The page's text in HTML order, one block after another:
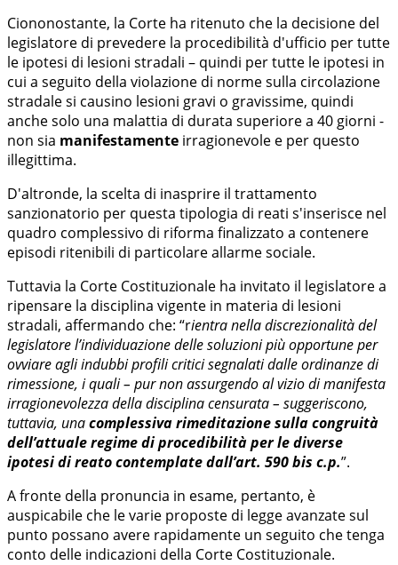
Ciononostante, la Corte ha ritenuto che la decisione del
legislatore di prevedere la procedibilità d'ufficio per tutte
le ipotesi di lesioni stradali – quindi per tutte le ipotesi in
cui a seguito della violazione di norme sulla circolazione
stradale si causino lesioni gravi o gravissime, quindi
anche solo una malattia di durata superiore a 40 giorni -
non sia manifestamente irragionevole e per questo
illegittima.
D'altronde, la scelta di inasprire il trattamento
sanzionatorio per questa tipologia di reati s'inserisce nel
quadro complessivo di riforma finalizzato a contenere
episodi ritenibili di particolare allarme sociale.
Tuttavia la Corte Costituzionale ha invitato il legislatore a
ripensare la disciplina vigente in materia di lesioni
stradali, affermando che: “rientra nella discrezionalità del
legislatore l’individuazione delle soluzioni più opportune per
ovviare agli indubbi profili critici segnalati dalle ordinanze di
rimessione, i quali – pur non assurgendo al vizio di manifesta
irragionevolezza della disciplina censurata – suggeriscono,
tuttavia, unacomplessiva rimeditazione sulla congruità
dell’attuale regime di procedibilità per le diverse
ipotesi di reato contemplate dall’art. 590 bis c.p.”.
A fronte della pronuncia in esame, pertanto, è
auspicabile che le varie proposte di legge avanzate sul
punto possano avere rapidamente un seguito che tenga
conto delle indicazioni della Corte Costituzionale.